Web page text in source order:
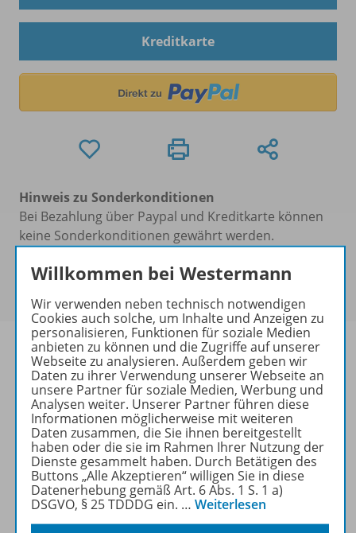
Kreditkarte
Hinweis zu Sonderkonditionen
Bei Bezahlung über Paypal und Kreditkarte können
keine Sonderkonditionen gewährt werden.
Um den für Sie gültigen Preis zu sehen,melden Sie
Informationen
Weitere Inhalte der Ausgabe
Ergänzende Materialien
Willkommen bei Westermann
Wir verwenden neben technisch notwendigen
Cookies auch solche, um Inhalte und Anzeigen zu
personalisieren, Funktionen für soziale Medien
anbieten zu können und die Zugriffe auf unserer
Webseite zu analysieren. Außerdem geben wir
Daten zu ihrer Verwendung unserer Webseite an
unsere Partner für soziale Medien, Werbung und
Analysen weiter. Unserer Partner führen diese
Informationen möglicherweise mit weiteren
Daten zusammen, die Sie ihnen bereitgestellt
haben oder die sie im Rahmen Ihrer Nutzung der
Dienste gesammelt haben. Durch Betätigen des
Buttons „Alle Akzeptieren“ willigen Sie in diese
Datenerhebung gemäß Art. 6 Abs. 1 S. 1 a)
DSGVO, § 25 TDDDG ein. … Weiterlesen